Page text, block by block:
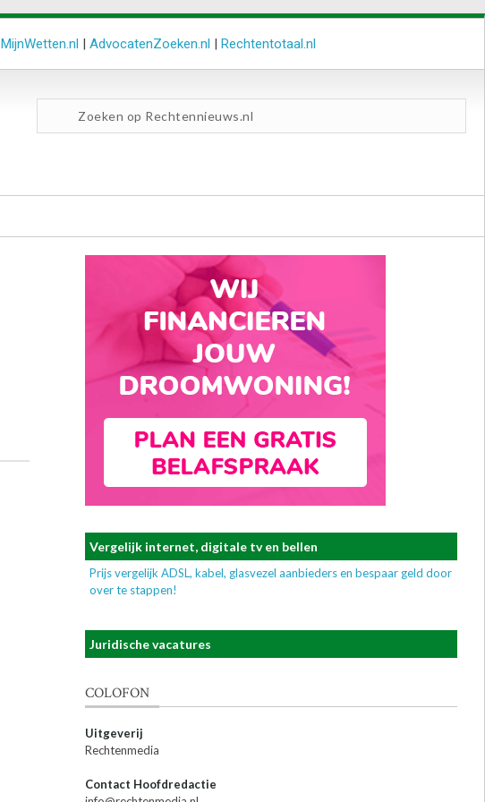
MijnWetten.nl | AdvocatenZoeken.nl | Rechtentotaal.nl
Vergelijk internet, digitale tv en bellen
Prijs vergelijk ADSL, kabel, glasvezel aanbieders en bespaar geld door
over te stappen!
Juridische vacatures
COLOFON
Uitgeverij
Rechtenmedia
Contact Hoofdredactie